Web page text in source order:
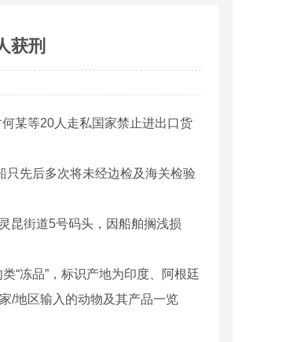
获刑
某等20人走私国家禁止进出口货
先后多次将未经边检及海关检验
街道5号码头，因船舶搁浅损
“冻品”，标识产地为印度、阿根廷
/地区输入的动物及其产品一览